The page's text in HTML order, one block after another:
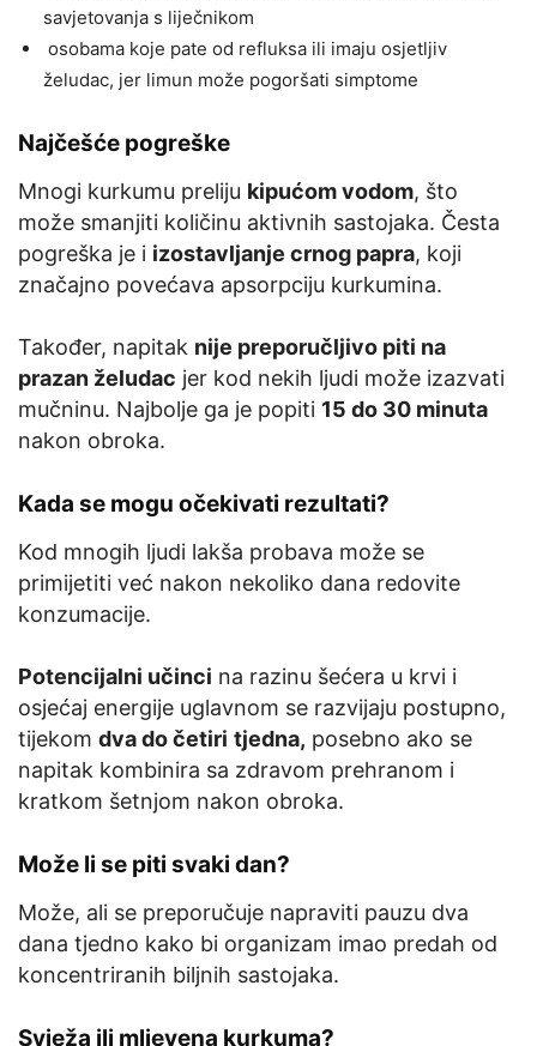
savjetovanja s liječnikom
osobama koje pate od refluksa ili imaju osjetljiv
želudac, jer limun može pogoršati simptome
Najčešće pogreške
Mnogi kurkumu preliju kipućom vodom, što
može smanjiti količinu aktivnih sastojaka. Česta
pogreška je i izostavljanje crnog papra, koji
značajno povećava apsorpciju kurkumina.
Također, napitak nije preporučljivo piti na
prazan želudac jer kod nekih ljudi može izazvati
mučninu. Najbolje ga je popiti 15 do 30 minuta
nakon obroka.
Kada se mogu očekivati rezultati?
Kod mnogih ljudi lakša probava može se
primijetiti već nakon nekoliko dana redovite
konzumacije.
Potencijalni učinci na razinu šećera u krvi i
osjećaj energije uglavnom se razvijaju postupno,
tijekom dva do četiri tjedna, posebno ako se
napitak kombinira sa zdravom prehranom i
kratkom šetnjom nakon obroka.
Može li se piti svaki dan?
Može, ali se preporučuje napraviti pauzu dva
dana tjedno kako bi organizam imao predah od
koncentriranih biljnih sastojaka.
Svježa ili mljevena kurkuma?